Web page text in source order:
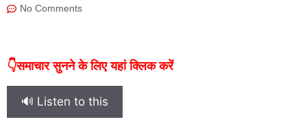
No Comments
👇समाचार सुनने के लिए यहां क्लिक करें
🔊 Listen to this